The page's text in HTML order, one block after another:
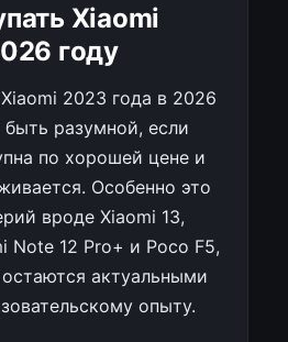
Xiaomi
году
2023 года в 2026
разумной, если
по хорошей цене и
Особенно это
вроде Xiaomi 13,
Note 12 Pro+ и Poco F5,
актуальными
опыту.